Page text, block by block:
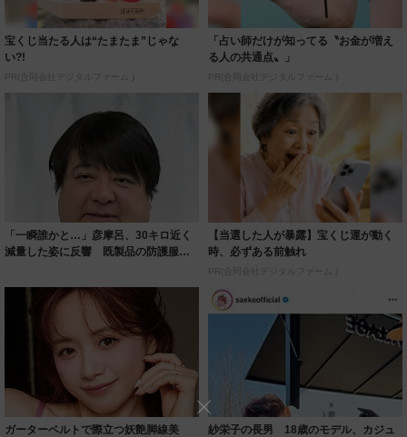
宝くじ当たる人は“たまたま”じゃな
い?!
PR(合同会社デジタルファーム )
「占い師だけが知ってる〝お金が増え
る人の共通点〟」
PR(合同会社デジタルファーム )
「一瞬誰かと…」彦摩呂、30キロ近く
減量した姿に反響 既製品の防護服が
【当選した人が暴露】宝くじ運が動く
時、必ずある前触れ
PR(合同会社デジタルファーム )
ガーターベルトで際立つ妖艶脚線美
紗栄子の長男 18歳のモデル、カジュ